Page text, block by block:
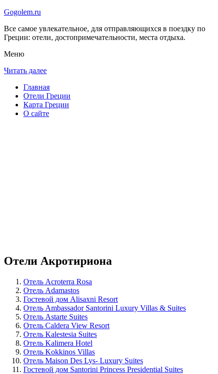
Gogolem.ru
Все самое увлекательное, для отправляющихся в поездку по
Греции: отели, достопримечательности, места отдыха.
Меню
Читать далее
Главная
Отели Греции
Карта Греции
О сайте
Отели Акротириона
Отель Acroterra Rosa
Отель Adamastos
Гостевой дом Alisaxni Resort
Отель Ambassador Santorini Luxury Villas & Suites
Отель Astarte Suites
Отель Caldera View Resort
Отель Kalestesia Suites
Отель Kalimera Hotel
Отель Kokkinos Villas
Отель Maison Des Lys- Luxury Suites
Гостевой дом Santorini Princess Presidential Suites